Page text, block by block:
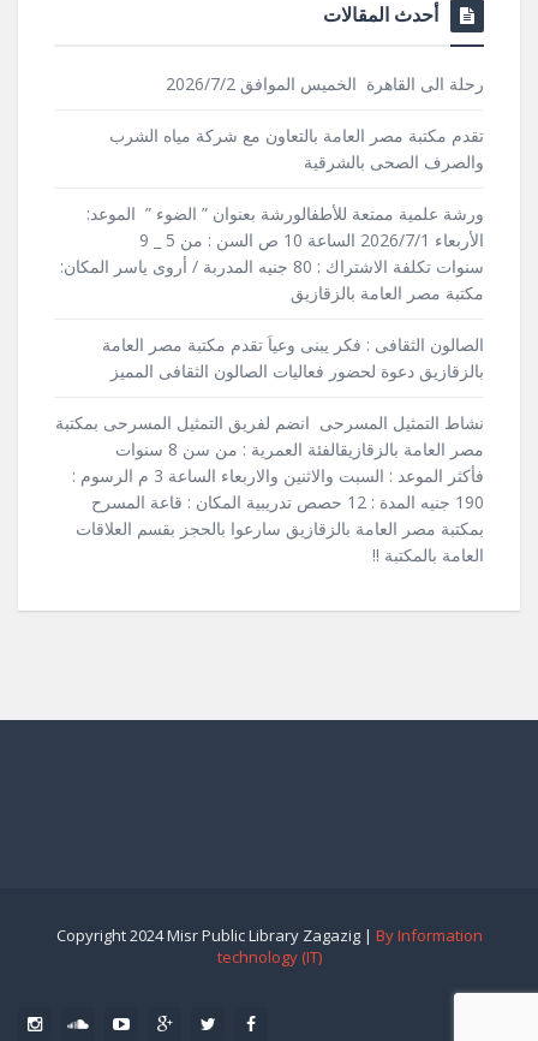
أحدث المقالات
رحلة الى القاهرة الخميس الموافق 2026/7/2
تقدم مكتبة مصر العامة بالتعاون مع شركة مياه الشرب
والصرف الصحى بالشرقية
ورشة علمية ممتعة للأطفالورشة بعنوان ” الضوء ” الموعد:
الأربعاء 2026/7/1 الساعة 10 ص السن : من 5 _ 9
سنوات تكلفة الاشتراك : 80 جنيه المدربة / أروى ياسر المكان:
مكتبة مصر العامة بالزقازيق
الصالون الثقافى : فكر يبنى وعياَ تقدم مكتبة مصر العامة
بالزقازيق دعوة لحضور فعاليات الصالون الثقافى المميز
نشاط التمثيل المسرحى انضم لفريق التمثيل المسرحى بمكتبة
مصر العامة بالزقازيقالفئة العمرية : من سن 8 سنوات
فأكثر الموعد : السبت والاثنين والاربعاء الساعة 3 م الرسوم :
190 جنيه المدة : 12 حصص تدريبية المكان : قاعة المسرح
بمكتبة مصر العامة بالزقازيق سارعوا بالحجز بقسم العلاقات
العامة بالمكتبة !!
Copyright 2024 Misr Public Library Zagazig | By Information
technology (IT)